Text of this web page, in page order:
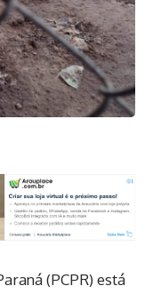
(PCPR) está